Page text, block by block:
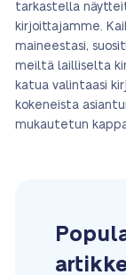
tarkastella
kirjoittajamme.
maineestasi,
meiltä lailliselta
katua valintaasi
kokeneista
mukautetun